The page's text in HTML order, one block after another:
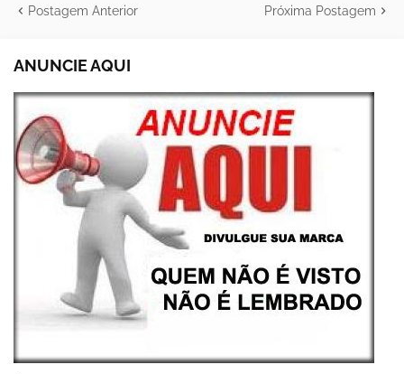
Postagem Anterior Próxima Postagem
ANUNCIE AQUI